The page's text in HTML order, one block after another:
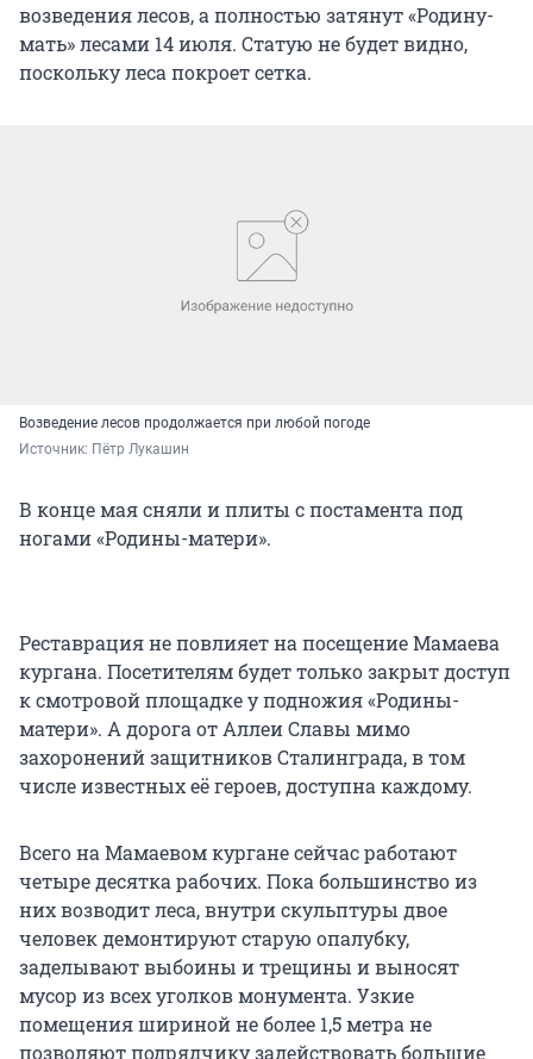
возведения лесов, а полностью затянут «Родину-
мать» лесами 14 июля. Статую не будет видно,
поскольку леса покроет сетка.
Возведение лесов продолжается при любой погоде
Источник: Пётр Лукашин
В конце мая сняли и плиты с постамента под
ногами «Родины-матери».
Реставрация не повлияет на посещение Мамаева
кургана. Посетителям будет только закрыт доступ
к смотровой площадке у подножия «Родины-
матери». А дорога от Аллеи Славы мимо
захоронений защитников Сталинграда, в том
числе известных её героев, доступна каждому.
Всего на Мамаевом кургане сейчас работают
четыре десятка рабочих. Пока большинство из
них возводит леса, внутри скульптуры двое
человек демонтируют старую опалубку,
заделывают выбоины и трещины и выносят
мусор из всех уголков монумента. Узкие
помещения шириной не более 1,5 метра не
позволяют подрядчику задействовать большие